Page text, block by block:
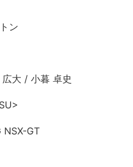
ン
広大 / 小暮 卓史
NSX-GT